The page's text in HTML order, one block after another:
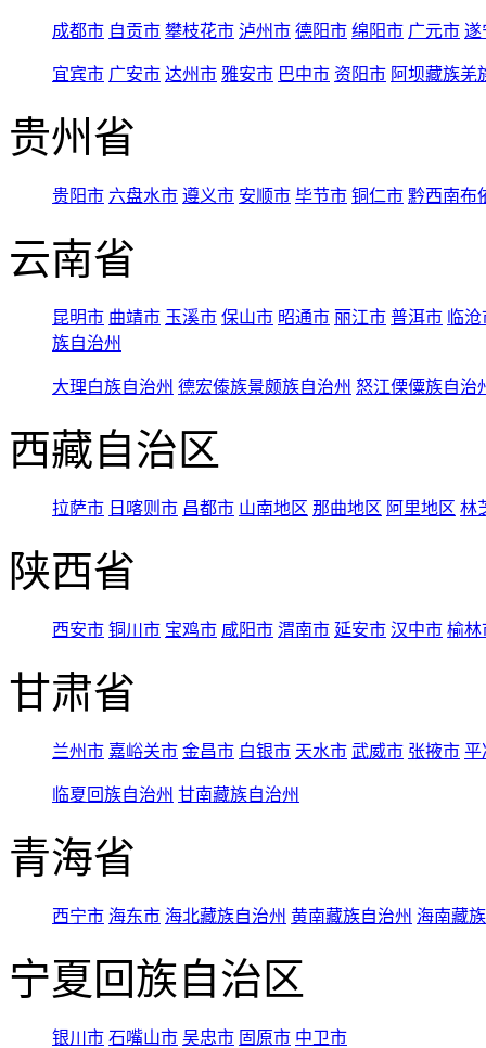
成都市 自贡市 攀枝花市 泸州市 德阳市 绵阳市 广元市 遂
宜宾市 广安市 达州市 雅安市 巴中市 资阳市 阿坝藏族羌
贵州省
贵阳市 六盘水市 遵义市 安顺市 毕节市 铜仁市 黔西南布
云南省
昆明市 曲靖市 玉溪市 保山市 昭通市 丽江市 普洱市 临
族自治州
大理白族自治州 德宏傣族景颇族自治州 怒江傈僳族自治
西藏自治区
拉萨市 日喀则市 昌都市 山南地区 那曲地区 阿里地区 林
陕西省
西安市 铜川市 宝鸡市 咸阳市 渭南市 延安市 汉中市 榆林
甘肃省
兰州市 嘉峪关市 金昌市 白银市 天水市 武威市 张掖市 平
临夏回族自治州 甘南藏族自治州
青海省
西宁市 海东市 海北藏族自治州 黄南藏族自治州 海南藏
宁夏回族自治区
银川市 石嘴山市 吴忠市 固原市 中卫市